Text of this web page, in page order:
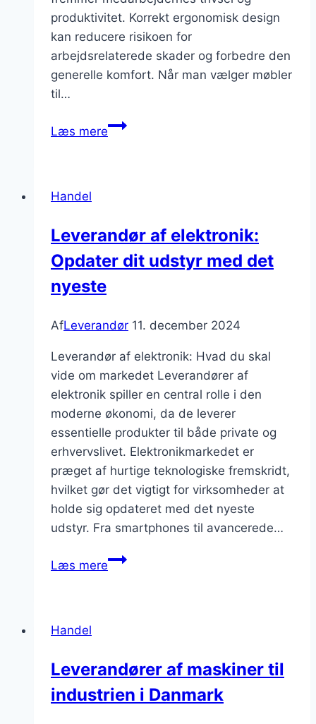
produktivitet. Korrekt ergonomisk design
kan reducere risikoen for
arbejdsrelaterede skader og forbedre den
generelle komfort. Når man vælger møbler
til…
Læs mereLeverandør
et
inspirerende
Handel
Leverandør af elektronik:
Opdater dit udstyr med det
nyeste
AfLeverandør 11. december 2024
Leverandør af elektronik: Hvad du skal
vide om markedet Leverandører af
elektronik spiller en central rolle i den
moderne økonomi, da de leverer
essentielle produkter til både private og
erhvervslivet. Elektronikmarkedet er
præget af hurtige teknologiske fremskridt,
hvilket gør det vigtigt for virksomheder at
holde sig opdateret med det nyeste
udstyr. Fra smartphones til avancerede…
Læs mereLeverandør
med
det
Handel
Leverandører af maskiner til
industrien i Danmark